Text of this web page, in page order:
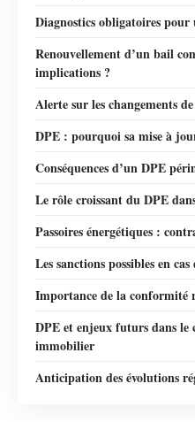
Diagnostics obligatoires
Renouvellement d’un bail
implications ?
Alerte sur les changements
DPE : pourquoi sa mise à
Conséquences d’un DPE
Le rôle croissant du DPE
Passoires énergétiques :
Les sanctions possibles en
Importance de la conformité
DPE et enjeux futurs dans le
immobilier
Anticipation des évolutions